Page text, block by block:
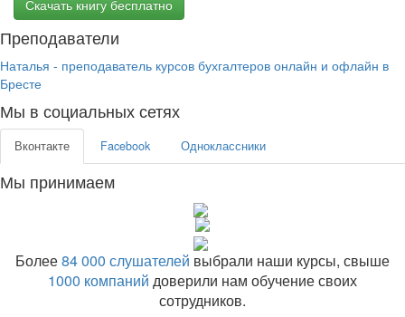
Скачать книгу бесплатно
Преподаватели
Наталья - преподаватель курсов бухгалтеров онлайн и офлайн в
Бресте
Мы в социальных сетях
Вконтакте Facebook Одноклассники
Мы принимаем
Более84 000 слушателей выбрали наши курсы, свыше
1000 компаний доверили нам обучение своих
сотрудников.